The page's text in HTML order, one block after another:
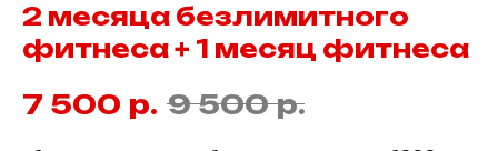
2 месяца безлимитного
фитнеса + 1 месяц фитнеса
7 500 р. 9 500 р.